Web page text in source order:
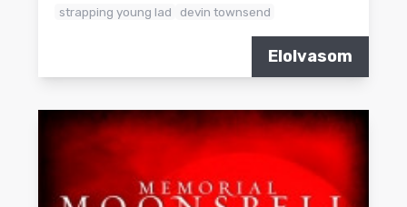
strapping young lad devin townsend
Elolvasom